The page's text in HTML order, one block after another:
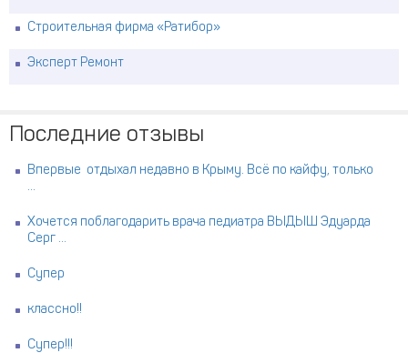
Строительная фирма «Ратибор»
Эксперт Ремонт
Последние отзывы
Впервые отдыхал недавно в Крыму. Всё по кайфу, только
...
Хочется поблагодарить врача педиатра ВЫДЫШ Эдуарда
Серг ...
Супер
классно!!
Супер!!!